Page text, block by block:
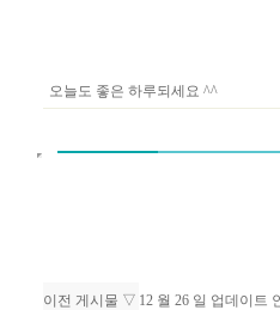
오늘도 좋은 하루되세요 ^^
이전 게시물 ▽ 12 월 26 일 업데이트